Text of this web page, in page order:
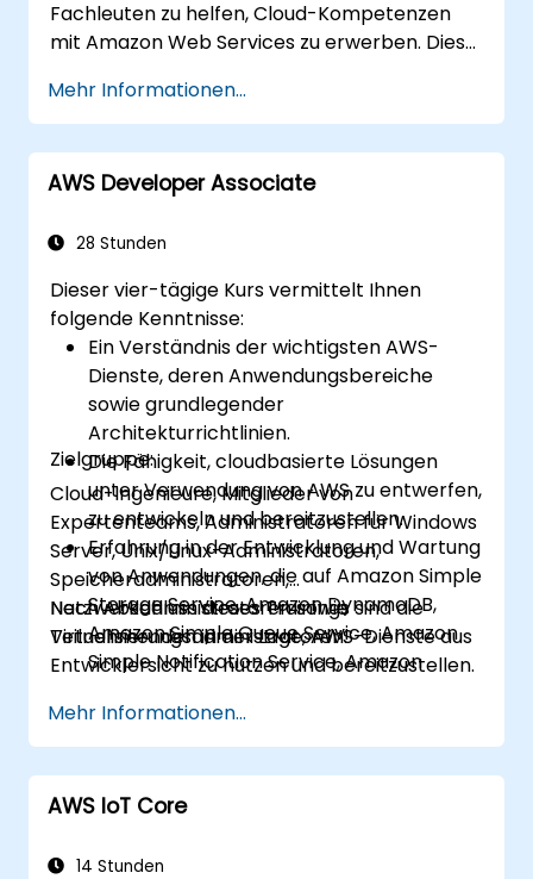
Fachleuten zu helfen, Cloud-Kompetenzen
mit Amazon Web Services zu erwerben. Diese
Praxisbeispielen ein Verständnis für die
praktische Anwendung grundlegender
Konzepte wie Cloud Computing-Grundlagen,
Amazon Web Services (AWS), Infrastructure
(PaaS), Software as a Service (SaaS), Private
Abschluss der Schulung sind die Teilnehmer in
der Lage, eigene Implementierungen in der
Cloud – beispielsweise mittels EC2-Instanzen
und S3-Buckets – durchzuführen.
Mehr Informationen...
AWS Developer Associate
28 Stunden
Dieser vier-tägige Kurs vermittelt Ihnen
folgende Kenntnisse:
Ein Verständnis der wichtigsten AWS-
Dienste, deren Anwendungsbereiche
sowie grundlegender
Architekturrichtlinien.
Die Fähigkeit, cloudbasierte Lösungen
unter Verwendung von AWS zu entwerfen,
zu entwickeln und bereitzustellen.
Erfahrung in der Entwicklung und Wartung
von Anwendungen, die auf Amazon Simple
Storage Service, Amazon DynamoDB,
Amazon Simple Queue Service, Amazon
Simple Notification Service, Amazon
Beanstalk sowie AWS CloudFormation
basieren.
Zielgruppe:
Cloud-Ingenieure, Mitglieder von
Expertenteams, Administratoren für Windows
Server, Unix/Linux-Administratoren,
Speicheradministratoren,
Netzwerkadministratoren sowie
Virtualisierungsadministratoren.
Nach Abschluss dieses Trainings sind die
Teilnehmenden in der Lage, AWS-Dienste aus
Entwicklersicht zu nutzen und bereitzustellen.
Mehr Informationen...
AWS IoT Core
14 Stunden